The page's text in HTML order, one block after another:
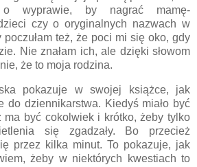
o wyprawie, by nagrać mamę-
czy o oryginalnych nazwach w
też, że poci mi się oko, gdy
Nie znałam ich, ale dzięki słowom
że to moja rodzina.
pokazuje w swojej książce, jak
do dziennikarstwa. Kiedyś miało być
ma być cokolwiek i krótko, żeby tylko
się zgadzały. Bo przecież
przez kilka minut. To pokazuje, jak
żeby w niektórych kwestiach to